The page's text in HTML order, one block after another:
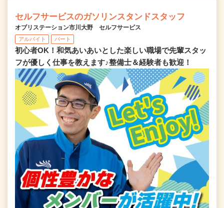
セルフサービスのガソリンスタンドスタッフ
オブリステーション市川大野 セルフサービス
アルバイト パート
初心者OK！和気あいあいとした楽しい職場で先輩スタッ
フが優しく仕事を教えます♪整備士＆経験者も歓迎！